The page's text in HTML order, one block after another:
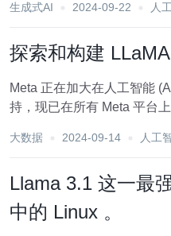
生成式AI 2024-09-22 人
探索和构建
Meta 正在加大在人工智能 (AI 竞赛中的力度，推出了新的开源 AI 模型 Llama 3 以及新版 Meta AI。这款虚拟助手由 Llama 3 提供支
大数据 2024-09-14 人工
Llama 3.1 这一最
中的 Linux 。